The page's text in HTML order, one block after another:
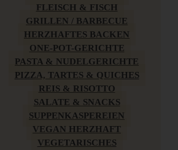
FLEISCH & FISCH
GRILLEN / BARBECUE
HERZHAFTES BACKEN
ONE-POT-GERICHTE
PASTA & NUDELGERICHTE
PIZZA, TARTES & QUICHES
REIS & RISOTTO
SALATE & SNACKS
SUPPENKASPEREIEN
VEGAN HERZHAFT
VEGETARISCHES